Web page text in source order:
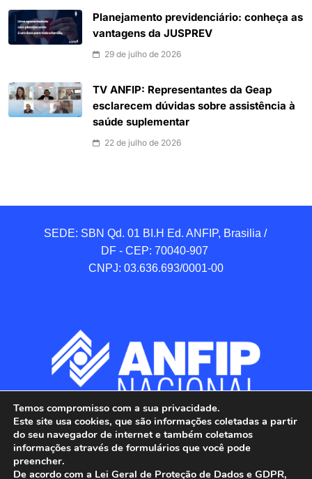
Planejamento previdenciário: conheça as
vantagens da JUSPREV
29 de julho de 2026
TV ANFIP: Representantes da Geap
esclarecem dúvidas sobre assistência à
saúde suplementar
22 de julho de 2026
SEDE: SBN Qd. 01 BI.H Ed. ANFIP, Brasilia /
DF - CEP: 70040-907
CNPJ: 03.636.693/0001-00
Temos compromisso com a sua privacidade.
Este site usa cookies, que são informações coletadas a partir
do seu navegador de internet e também coletamos
informações através de formulários que você pode
preencher.
De acordo com a Lei Geral de Proteção de Dados e GDPR,